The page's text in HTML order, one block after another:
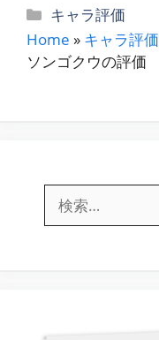
カ
テ
ゴ
キャラ評価
Home » キャラ評価
ソンゴクウの評価
索: